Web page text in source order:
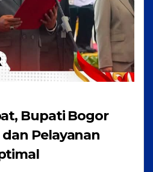
Bupati Bogor
Pelayanan